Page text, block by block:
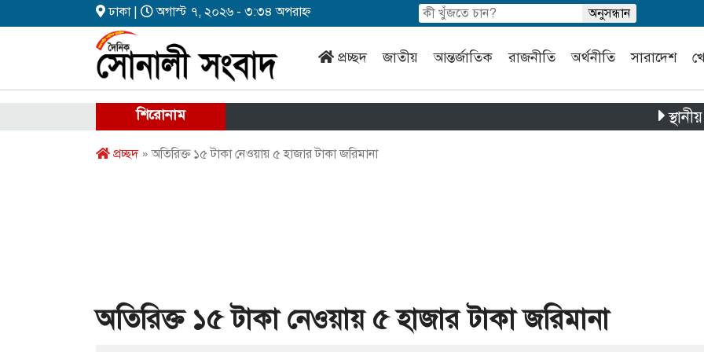
ঢাকা | অগাস্ট ৭, ২০২৬ - ৩:৩৪ অপরাহ্ন
প্রচ্ছদ জাতীয় আন্তর্জাতিক রাজনীতি অর্থনীতি সারাদেশ
শিরোনাম স্থানীয়
প্রচ্ছদ» অতিরিক্ত ১৫ টাকা নেওয়ায় ৫ হাজার টাকা জরিমানা
অতিরিক্ত ১৫ টাকা নেওয়ায় ৫ হাজার টাকা জরিমানা